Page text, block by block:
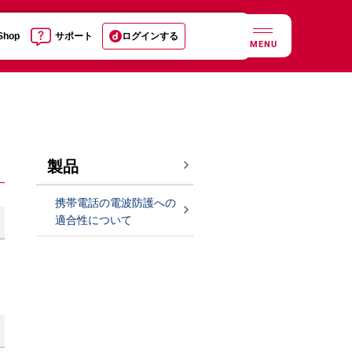
サポート ログインする
MENU
製品
携帯電話の電波防護への
適合性について